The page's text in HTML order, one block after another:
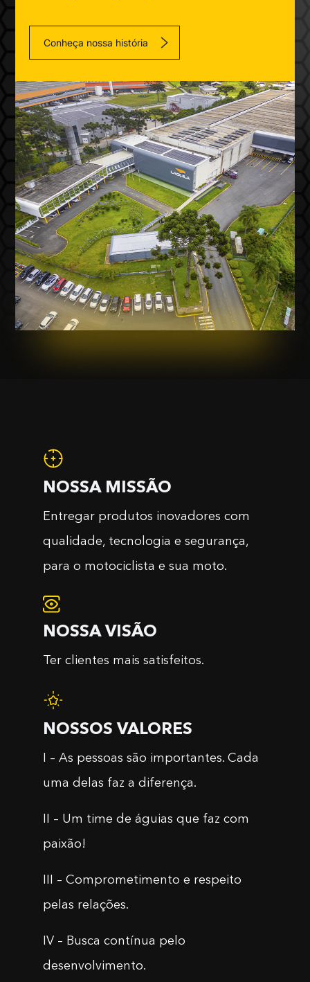
Conheça nossa história
NOSSA MISSÃO
Entregar produtos inovadores com
qualidade, tecnologia e segurança,
para o motociclista e sua moto.
NOSSA VISÃO
Ter clientes mais satisfeitos.
NOSSOS VALORES
I – As pessoas são importantes. Cada
uma delas faz a diferença.
II – Um time de águias que faz com
paixão!
III – Comprometimento e respeito
pelas relações.
IV – Busca contínua pelo
desenvolvimento.